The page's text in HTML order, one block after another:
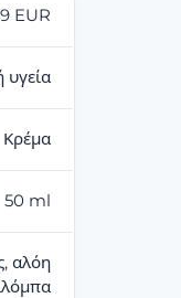
EUR
υγεία
Κρέμα
50 ml
αλόη